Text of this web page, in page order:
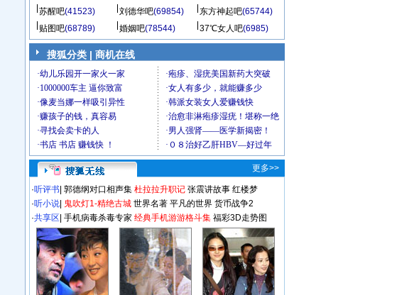
苏醒吧(41523) 刘德华吧(69854) 东方神起吧(65744)
贴图吧(68789) 婚姻吧(78544) 37℃女人吧(6985)
搜狐分类 | 商机在线
更多>>
·听评书 郭德纲对口相声集 杜拉拉升职记 张震讲故事 红楼梦
·听小说 鬼吹灯1-精绝古城 世界名著 平凡的世界 货币战争2
·共享区 手机病毒杀毒专家 经典手机游游格斗集 福彩3D走势图